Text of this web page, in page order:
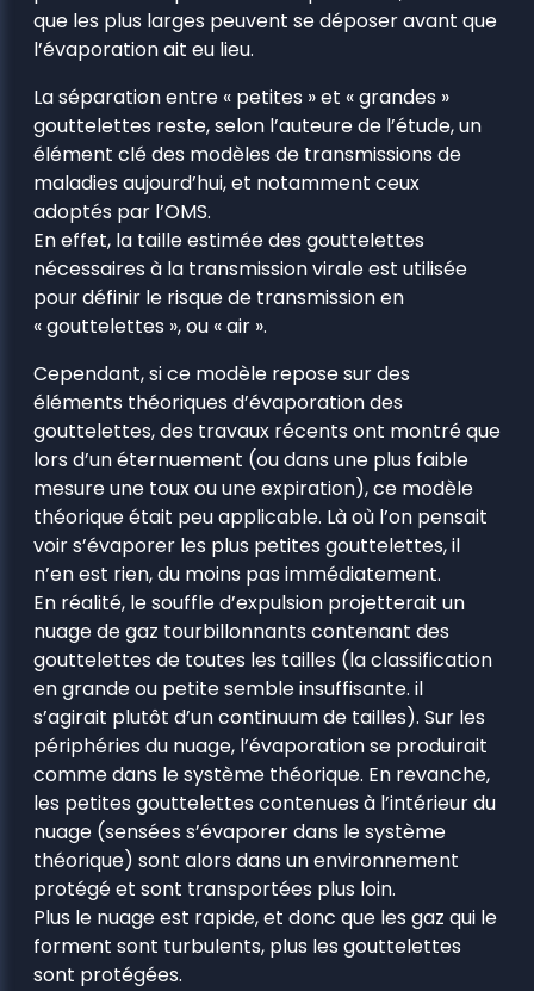
que les plus larges peuvent se déposer avant que
l’évaporation ait eu lieu.
La séparation entre « petites » et « grandes »
gouttelettes reste, selon l’auteure de l’étude, un
élément clé des modèles de transmissions de
maladies aujourd’hui, et notamment ceux
adoptés par l’OMS.
En effet, la taille estimée des gouttelettes
nécessaires à la transmission virale est utilisée
pour définir le risque de transmission en
« gouttelettes », ou « air ».
Cependant, si ce modèle repose sur des
éléments théoriques d’évaporation des
gouttelettes, des travaux récents ont montré que
lors d’un éternuement (ou dans une plus faible
mesure une toux ou une expiration), ce modèle
théorique était peu applicable. Là où l’on pensait
voir s’évaporer les plus petites gouttelettes, il
n’en est rien, du moins pas immédiatement.
En réalité, le souffle d’expulsion projetterait un
nuage de gaz tourbillonnants contenant des
gouttelettes de toutes les tailles (la classification
en grande ou petite semble insuffisante. il
s’agirait plutôt d’un continuum de tailles). Sur les
périphéries du nuage, l’évaporation se produirait
comme dans le système théorique. En revanche,
les petites gouttelettes contenues à l’intérieur du
nuage (sensées s’évaporer dans le système
théorique) sont alors dans un environnement
protégé et sont transportées plus loin.
Plus le nuage est rapide, et donc que les gaz qui le
forment sont turbulents, plus les gouttelettes
sont protégées.